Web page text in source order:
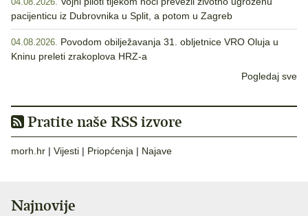
04.08.2026.
pacijenticu iz Dubrovnika u Split, a potom u Zagreb
04.08.2026. Povodom obilježavanja 31. obljetnice VRO Oluja u
Kninu preleti zrakoplova HRZ-a
Pogledaj sve
Pratite naše RSS izvore
morh.hr | Vijesti | Priopćenja | Najave
Najnovije